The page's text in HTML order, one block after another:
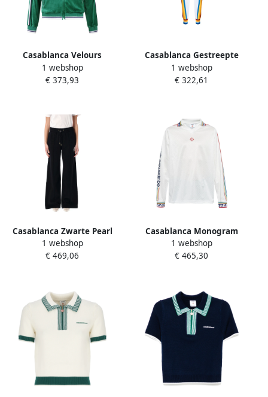
Casablanca Velours
Trainingsjack voor Heren
Green Heren
1 webshop
€ 373,93
Casablanca Gestreepte
trackpants met geribbelde
afwerking White Heren
1 webshop
€ 322,61
Casablanca Zwarte Pearl
Diamond Sweatpants Black
Dames
1 webshop
€ 469,06
Casablanca Monogram
Voetbalshirt Wit White
Heren
1 webshop
€ 465,30